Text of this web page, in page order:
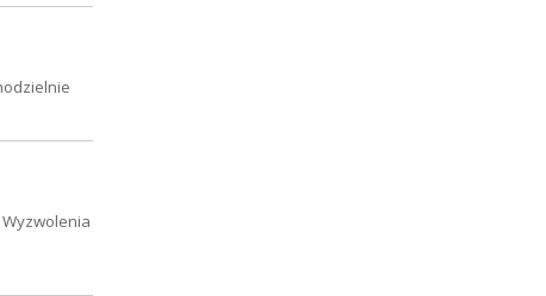
Wyzwolenia